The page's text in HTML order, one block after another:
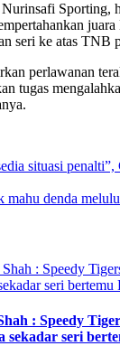
Sporting,
seri ke atas TNB
perlawanan
tugas
situasi penalti”,
denda
: Speedy
sekadar seri